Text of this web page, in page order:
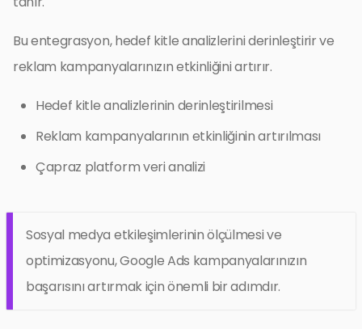
Bu entegrasyon, hedef kitle analizlerini derinleştirir ve
reklam kampanyalarınızın etkinliğini artırır.
Hedef kitle analizlerinin derinleştirilmesi
Reklam kampanyalarının etkinliğinin artırılması
Çapraz platform veri analizi
Sosyal medya etkileşimlerinin ölçülmesi ve
optimizasyonu, Google Ads kampanyalarınızın
başarısını artırmak için önemli bir adımdır.